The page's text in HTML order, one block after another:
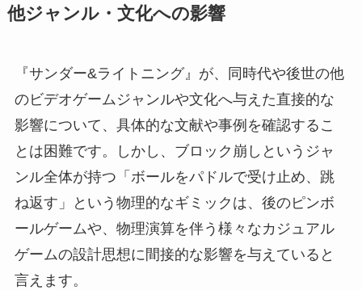
他ジャンル・文化への影響
『サンダー&ライトニング』が、同時代や後世の他
のビデオゲームジャンルや文化へ与えた直接的な
影響について、具体的な文献や事例を確認するこ
とは困難です。しかし、ブロック崩しというジャ
ンル全体が持つ「ボールをパドルで受け止め、跳
ね返す」という物理的なギミックは、後のピンボ
ールゲームや、物理演算を伴う様々なカジュアル
ゲームの設計思想に間接的な影響を与えていると
言えます。